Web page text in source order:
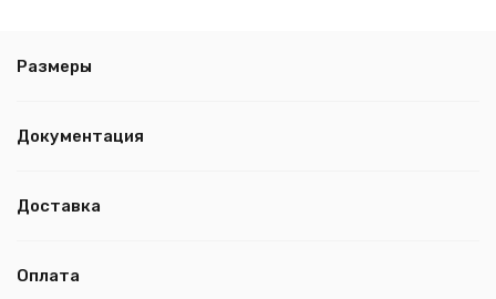
Размеры
Документация
Доставка
Оплата